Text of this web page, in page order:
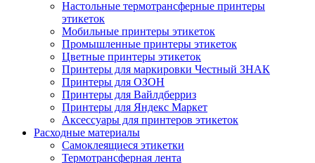
Настольные термотрансферные принтеры
этикеток
Мобильные принтеры этикеток
Промышленные принтеры этикеток
Цветные принтеры этикеток
Принтеры для маркировки Честный ЗНАК
Принтеры для ОЗОН
Принтеры для Вайлдберриз
Принтеры для Яндекс Маркет
Аксессуары для принтеров этикеток
Расходные материалы
Самоклеящиеся этикетки
Термотрансферная лента